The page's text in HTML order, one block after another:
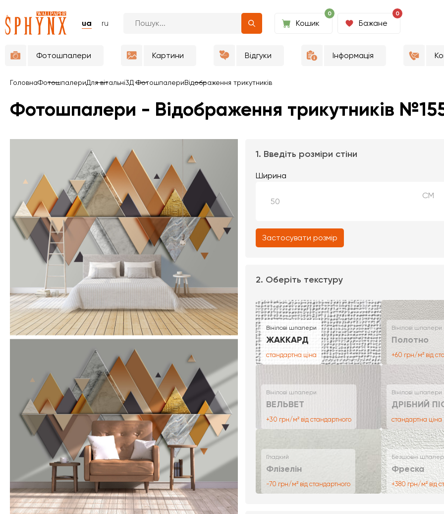
ua ru
0
Кошик
0
Бажане
Фотошпалери Картини Відгуки Інформація
ГоловнаФотошпалериДля вітальні3Д ФотошпалериВідображення трикутників
Фотошпалери - Відображення трикутників
1. Введіть розміри стіни
Ширина
СМ
Застосувати розмір
2. Оберіть текстуру
Вінілові шпалери
ЖАККАРД
стандартна ціна
Вінілові шпалери
Полотно
+60 грн/м² від
Вінілові шпалери
ВЕЛЬВЕТ
+30 грн/м² від стандартного
Вінілові шпалери
ДРІБНИЙ
стандартна ціна
Гладкий
Флізелін
-70 грн/м² від стандартного
Безшовні
Фреска
+380 грн/м² від